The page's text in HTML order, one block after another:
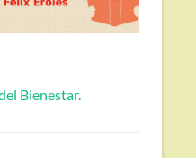
Bienestar.